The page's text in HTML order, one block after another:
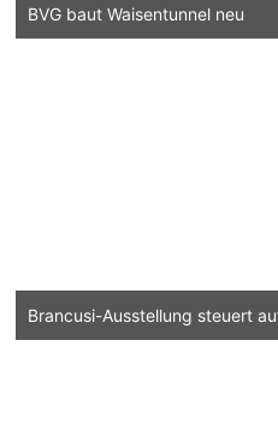
BVG baut Waisentunnel neu
Brancusi-Ausstellung steuert